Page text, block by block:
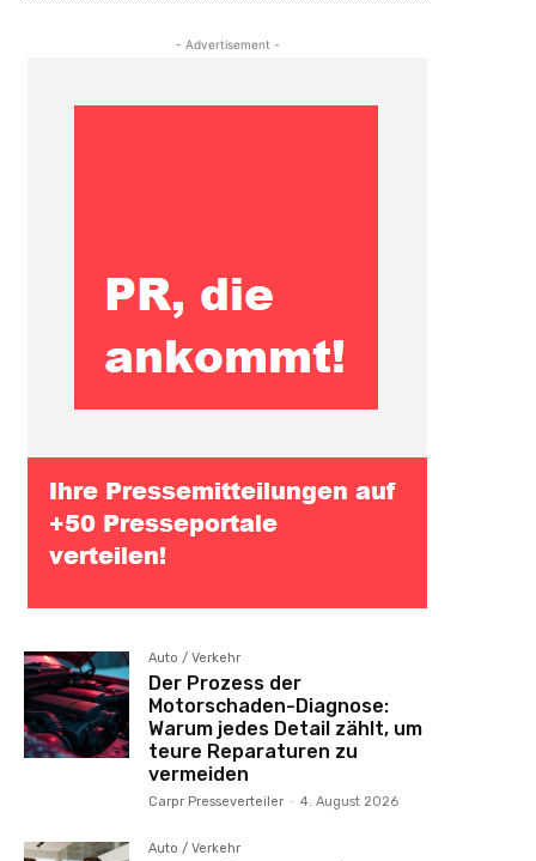
- Advertisement -
Auto / Verkehr
Der Prozess der
Motorschaden-Diagnose:
Warum jedes Detail zählt, um
teure Reparaturen zu
vermeiden
Carpr Presseverteiler - 4. August 2026
Auto / Verkehr